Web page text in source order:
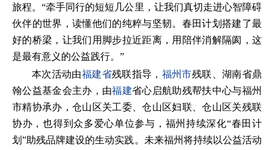
旅程。“牵手同行的短短几公里，让我们真切走进心智障碍
伙伴的世界，读懂他们的纯粹与坚韧。春田计划搭建了最
好的桥梁，让我们用脚步拉近距离，用陪伴消解隔阂，这
是最有意义的公益践行。”
本次活动由福建省残联指导， 福州市残联、湖南省鼎
翰公益基金会主办，由福建省心启航助残帮扶中心与福州
市精协承办，仓山区关工委、仓山区妇联、仓山区关残联
协办，也得到众多爱心单位参与，福州持续深化“春田计
划”助残品牌建设的生动实践。未来福州将持续以公益活动